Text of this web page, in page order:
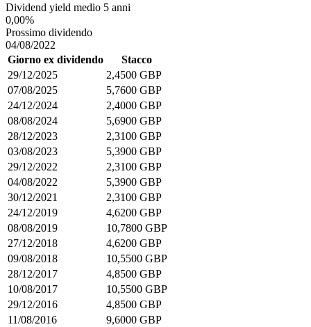
Dividend yield medio 5 anni
0,00%
Prossimo dividendo
04/08/2022
Giorno ex dividendo
Stacco
29/12/2025
2,4500 GBP
07/08/2025
5,7600 GBP
24/12/2024
2,4000 GBP
08/08/2024
5,6900 GBP
28/12/2023
2,3100 GBP
03/08/2023
5,3900 GBP
29/12/2022
2,3100 GBP
04/08/2022
5,3900 GBP
30/12/2021
2,3100 GBP
24/12/2019
4,6200 GBP
08/08/2019
10,7800 GBP
27/12/2018
4,6200 GBP
09/08/2018
10,5500 GBP
28/12/2017
4,8500 GBP
10/08/2017
10,5500 GBP
29/12/2016
4,8500 GBP
11/08/2016
9,6000 GBP